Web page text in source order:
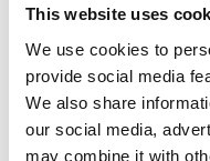
This website uses
We use cookies to
provide social media
We also share
our social media,
may combine it with
Hoi heel
chemo stijl
wat terug